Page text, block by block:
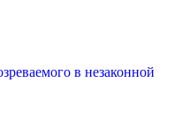
в незаконной